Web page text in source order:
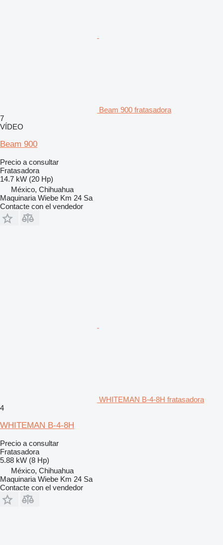
Beam 900 fratasadora
7
VÍDEO
Beam 900
Precio a consultar
Fratasadora
14.7 kW (20 Hp)
México, Chihuahua
Maquinaria Wiebe Km 24 Sa
Contacte con el vendedor
WHITEMAN B-4-8H fratasadora
4
WHITEMAN B-4-8H
Precio a consultar
Fratasadora
5.88 kW (8 Hp)
México, Chihuahua
Maquinaria Wiebe Km 24 Sa
Contacte con el vendedor